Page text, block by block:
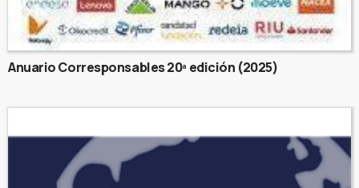
Anuario Corresponsables 20ª edición (2025)